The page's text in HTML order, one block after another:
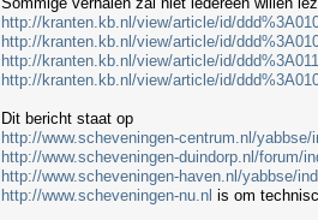
http://kranten.kb.nl/view/article/id/
http://kranten.kb.nl/view/article/id/
http://kranten.kb.nl/view/article/id/
http://kranten.kb.nl/view/article/id/
Dit bericht staat op
http://www.scheveningen-centrum.nl/
http://www.scheveningen-duindorp.nl/forum/
http://www.scheveningen-haven.nl/yabbse/
http://www.scheveningen-nu.nl is om